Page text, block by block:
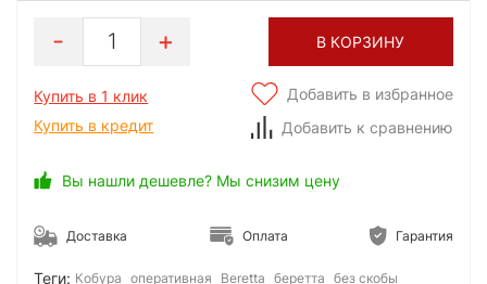
1 В КОРЗИНУ
Купить в 1 клик
Купить в кредит
Добавить в избранное
Добавить к сравнению
Вы нашли дешевле? Мы снизим цену
Доставка Оплата Гарантия
Теги: Кобура оперативная Beretta беретта
без скобы